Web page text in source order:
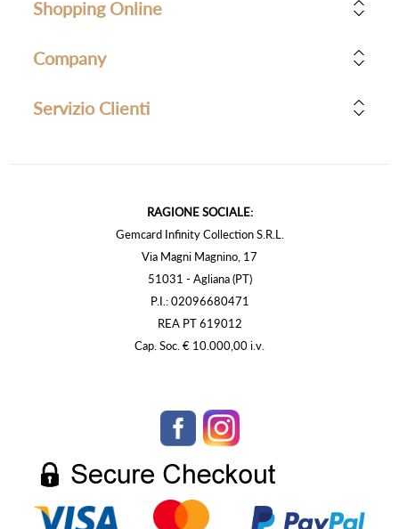
Shopping Online
Company
Servizio Clienti
RAGIONE SOCIALE:
Gemcard Infinity Collection S.R.L.
Via Magni Magnino, 17
51031 - Agliana (PT)
P.I.: 02096680471
REA PT 619012
Cap. Soc. € 10.000,00 i.v.